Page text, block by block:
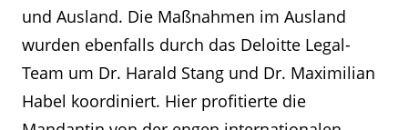
und Ausland. Die Maßnahmen im Ausland
wurden ebenfalls durch das Deloitte Legal-
Team um Dr. Harald Stang und Dr. Maximilian
Habel koordiniert. Hier profitierte die